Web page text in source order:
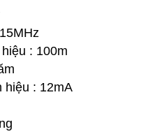
: 100m
hiệu : 12mA